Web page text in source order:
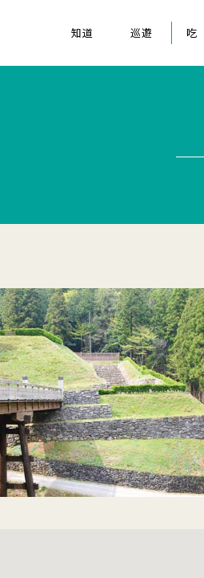
知道
關於「桑都物語」
巡遊
八王子祭
吃